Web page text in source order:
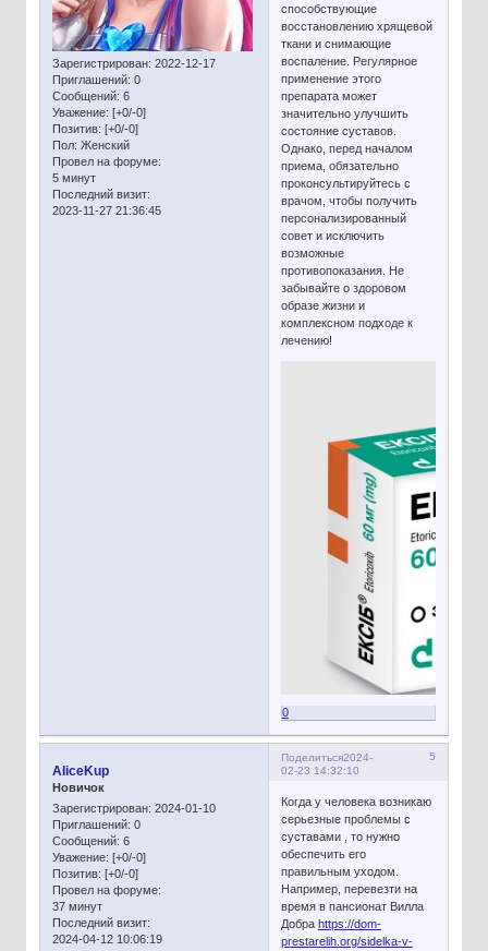
Зарегистрирован: 2022-12-17
Приглашений: 0
Сообщений: 6
Уважение: [+0/-0]
Позитив: [+0/-0]
Пол: Женский
Провел на форуме:
5 минут
Последний визит:
2023-11-27 21:36:45
способствующие
восстановлению хрящевой
ткани и снимающие
воспаление. Регулярное
применение этого
препарата может
значительно улучшить
состояние суставов.
Однако, перед началом
приема, обязательно
проконсультируйтесь с
врачом, чтобы получить
персонализированный
совет и исключить
возможные
противопоказания. Не
забывайте о здоровом
образе жизни и
комплексном подходе к
лечению!
0
Поделиться 5
2024-
02-23 14:32:10
AliceKup
Новичок
Зарегистрирован: 2024-01-10
Приглашений: 0
Сообщений: 6
Уважение: [+0/-0]
Позитив: [+0/-0]
Провел на форуме:
37 минут
Последний визит:
2024-04-12 10:06:19
Когда у человека возникаю
серьезные проблемы с
суставами , то нужно
обеспечить его
правильным уходом.
Например, перевезти на
время в пансионат Вилла
Добра https://dom-
prestarelih.org/sidelka-v-